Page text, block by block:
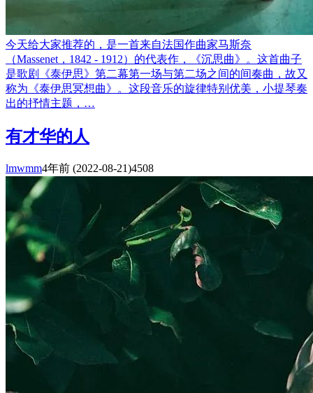
今天给大家推荐的，是一首来自法国作曲家马斯奈
（Massenet，1842 - 1912）的代表作，《沉思曲》。这首曲子
是歌剧《泰伊思》第二幕第一场与第二场之间的间奏曲，故又
称为《泰伊思冥想曲》。这段音乐的旋律特别优美，小提琴奏
出的抒情主题，…
有才华的人
lmwmm4年前 (2022-08-21)4508